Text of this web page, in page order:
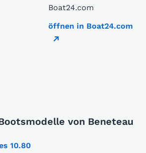
Boat24.com
öffnen in Boat24.com
von Beneteau
10.80